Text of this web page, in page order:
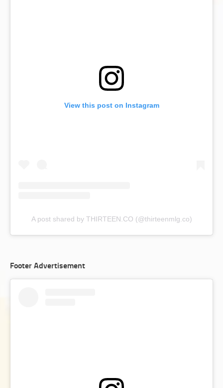
View this post on Instagram
A post shared by THIRTEEN.CO (@thirteenmlg.co)
Footer Advertisement